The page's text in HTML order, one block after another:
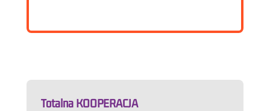
Totalna KOOPERACJA